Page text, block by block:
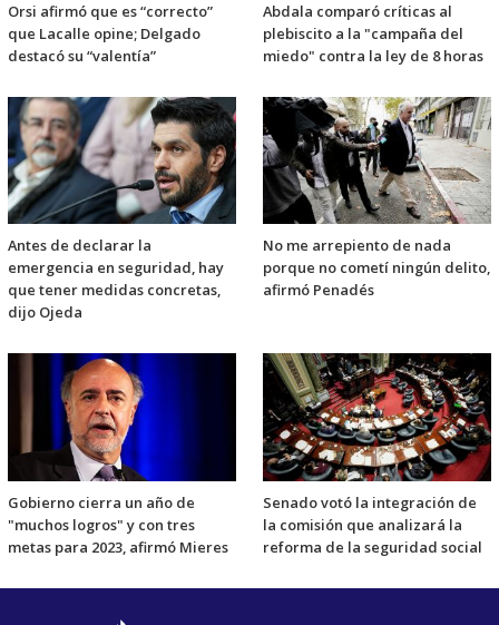
Orsi afirmó que es “correcto”
que Lacalle opine; Delgado
destacó su “valentía”
Abdala comparó críticas al
plebiscito a la "campaña del
miedo" contra la ley de 8 horas
Antes de declarar la
emergencia en seguridad, hay
que tener medidas concretas,
dijo Ojeda
No me arrepiento de nada
porque no cometí ningún delito,
afirmó Penadés
Gobierno cierra un año de
"muchos logros" y con tres
metas para 2023, afirmó Mieres
Senado votó la integración de
la comisión que analizará la
reforma de la seguridad social